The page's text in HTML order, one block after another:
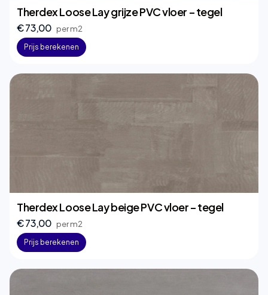
Therdex Loose Lay grijze PVC vloer – tegel
€ 73,00 per m2
Prijs berekenen
Therdex Loose Lay beige PVC vloer – tegel
€ 73,00 per m2
Prijs berekenen